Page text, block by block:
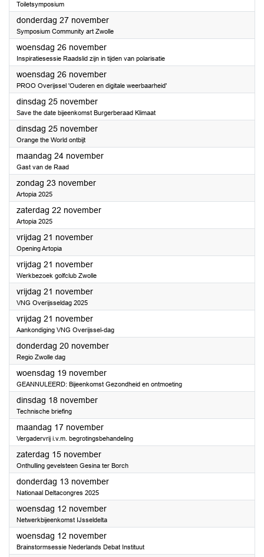
Toiletsymposium
donderdag 27 november2025
Symposium Community art Zwolle
woensdag 26 november2025
Inspiratiesessie Raadslid zijn in tijden van polarisatie
woensdag 26 november2025
PROO Overijssel 'Ouderen en digitale weerbaarheid'
dinsdag 25 november2025
Save the date bijeenkomst Burgerberaad Klimaat
dinsdag 25 november2025
Orange the World ontbijt
maandag 24 november2025
Gast van de Raad
zondag 23 november2025
Artopia 2025
zaterdag 22 november2025
Artopia 2025
vrijdag 21 november2025
Opening Artopia
vrijdag 21 november2025
Werkbezoek golfclub Zwolle
vrijdag 21 november2025
VNG Overijsseldag 2025
vrijdag 21 november2025
Aankondiging VNG Overijssel-dag
donderdag 20 november2025
Regio Zwolle dag
woensdag 19 november2025
GEANNULEERD: Bijeenkomst Gezondheid en ontmoeting
dinsdag 18 november2025
Technische briefing
maandag 17 november2025
Vergadervrij i.v.m. begrotingsbehandeling
zaterdag 15 november2025
Onthulling gevelsteen Gesina ter Borch
donderdag 13 november2025
Nationaal Deltacongres 2025
woensdag 12 november2025
Netwerkbijeenkomst IJsseldelta
woensdag 12 november2025
Brainstormsessie Nederlands Debat Instituut